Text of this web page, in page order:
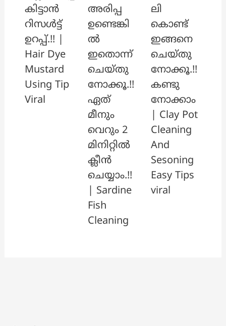
കിട്ടാൻ
റിസൾട്ട്
ഉറപ്പ്.!! |
Hair Dye
Mustard
Using Tip
Viral
അരിപ്പ
ഉണ്ടെങ്കി
ൽ
ഇതൊന്ന്
ചെയ്തു
നോക്കൂ.!!
ഏത്
മീനും
വെറും 2
മിനിറ്റിൽ
ക്ലീൻ
ചെയ്യാം.!!
| Sardine
Fish
Cleaning
ലി
കൊണ്ട്
ഇങ്ങനെ
ചെയ്തു
നോക്കൂ.!!
കണ്ടു
നോക്കാം
| Clay Pot
Cleaning
And
Sesoning
Easy Tips
viral